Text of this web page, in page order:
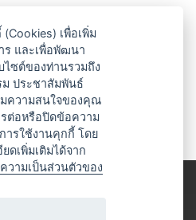
เพื่อเพิ่ม
ร และเพื่อพัฒนา
ไซต์ของท่านรวมถึง
ม ประชาสัมพันธ์
ความสนใจของคุณ
ต่อหรือปิดข้อความ
ารใช้งานคุกกี้ โดย
ดเพิ่มเติมได้จาก
วามเป็นส่วนตัวของ